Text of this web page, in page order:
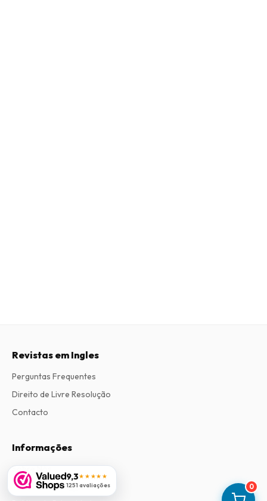
0
9,3★★★★★
1251 avaliações
Revistas em Ingles
Perguntas Frequentes
Direito de Livre Resolução
Contacto
Informações
Sobre Nós
Termos e Condições